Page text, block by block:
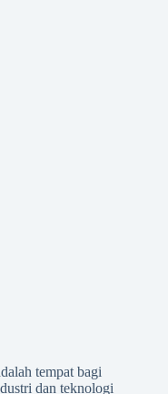
tempat bagi
dan teknologi